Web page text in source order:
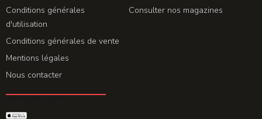
Conditions générales
d'utilisation
Conditions générales de vente
Mentions légales
Nous contacter
Consulter nos magazines